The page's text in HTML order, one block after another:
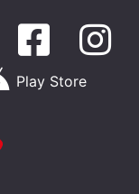
Play Store